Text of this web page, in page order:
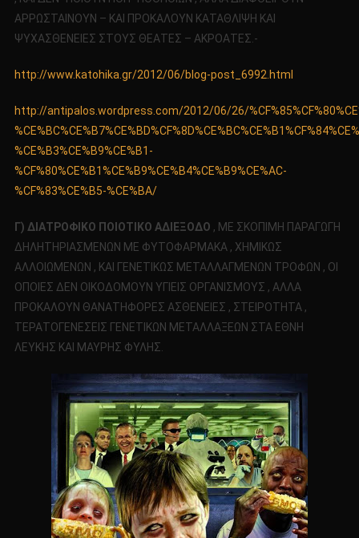
ΑΡΡΩΣΤΑΙΝΟΥΝ – ΚΑΙ ΠΡΟΚΑΛΟΥΝ ΚΑΤΑΘΛΙΨΗ ΚΑΙ
ΨΥΧΑΣΘΕΝΕΙΕΣ ΣΤΟΥΣ ΘΕΑΤΕΣ – ΑΚΡΟΑΤΕΣ.-
http://www.katohika.gr/2012/06/blog-post_6992.html
http://antipalos.wordpress.com/2012/06/26/
%CE%B3%CE%B9%CE%B1-
%CF%80%CE%B1%CE%B9%CE%B4%CE%B9%CE%AC-
%CF%83%CE%B5-%CE%BA/
Γ) ΔΙΑΤΡΟΦΙΚΟ ΠΟΙΟΤΙΚΟ ΑΔΙΕΞΟΔΟ , ΜΕ ΣΚΟΠΙΜΗ ΠΑΡΑΓΩΓΗ
ΔΗΛΗΤΗΡΙΑΣΜΕΝΩΝ ΜΕ ΦΥΤΟΦΑΡΜΑΚΑ , ΧΗΜΙΚΩΣ
ΑΛΛΟΙΩΜΕΝΩΝ , ΚΑΙ ΓΕΝΕΤΙΚΩΣ ΜΕΤΑΛΛΑΓΜΕΝΩΝ ΤΡΟΦΩΝ , ΟΙ
ΟΠΟΙΕΣ ΔΕΝ ΟΙΚΟΔΟΜΟΥΝ ΥΓΙΕΙΣ ΟΡΓΑΝΙΣΜΟΥΣ , ΑΛΛΑ
ΠΡΟΚΑΛΟΥΝ ΘΑΝΑΤΗΦΟΡΕΣ ΑΣΘΕΝΕΙΕΣ , ΣΤΕΙΡΟΤΗΤΑ ,
ΤΕΡΑΤΟΓΕΝΕΣΕΙΣ ΓΕΝΕΤΙΚΩΝ ΜΕΤΑΛΛΑΞΕΩΝ ΣΤΑ ΕΘΝΗ
ΛΕΥΚΗΣ ΚΑΙ ΜΑΥΡΗΣ ΦΥΛΗΣ.